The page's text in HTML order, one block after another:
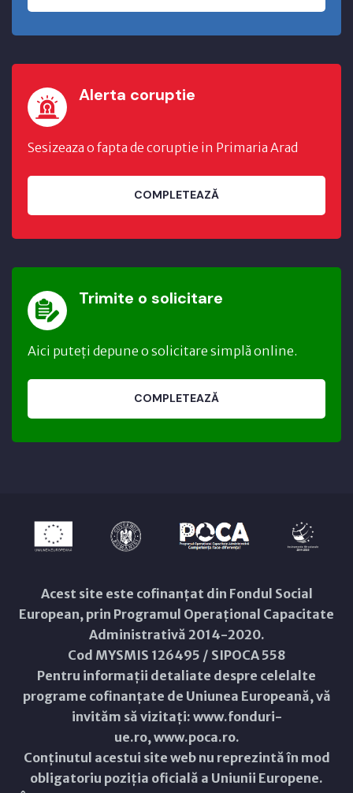
Alerta coruptie
Sesizeaza o fapta de coruptie in Primaria Arad
COMPLETEAZĂ
Trimite o solicitare
Aici puteți depune o solicitare simplă online.
COMPLETEAZĂ
Acest site este cofinanțat din Fondul Social
European, prin Programul Operațional Capacitate
Administrativă 2014-2020.
Cod MYSMIS 126495 / SIPOCA 558
Pentru informații detaliate despre celelalte
programe cofinanțate de Uniunea Europeană, vă
invităm să vizitați: www.fonduri-
ue.ro,www.poca.ro.
Conținutul acestui site web nu reprezintă în mod
obligatoriu poziția oficială a Uniunii Europene.